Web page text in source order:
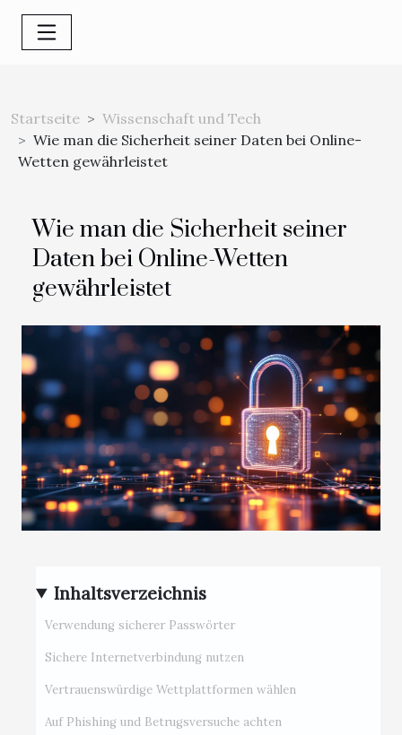
Startseite
Wissenschaft und Tech
Wie man die Sicherheit seiner Daten bei Online-
Wetten gewährleistet
Wie man die Sicherheit seiner
Daten bei Online-Wetten
gewährleistet
Inhaltsverzeichnis
Verwendung sicherer Passwörter
Sichere Internetverbindung nutzen
Vertrauenswürdige Wettplattformen wählen
Auf Phishing und Betrugsversuche achten